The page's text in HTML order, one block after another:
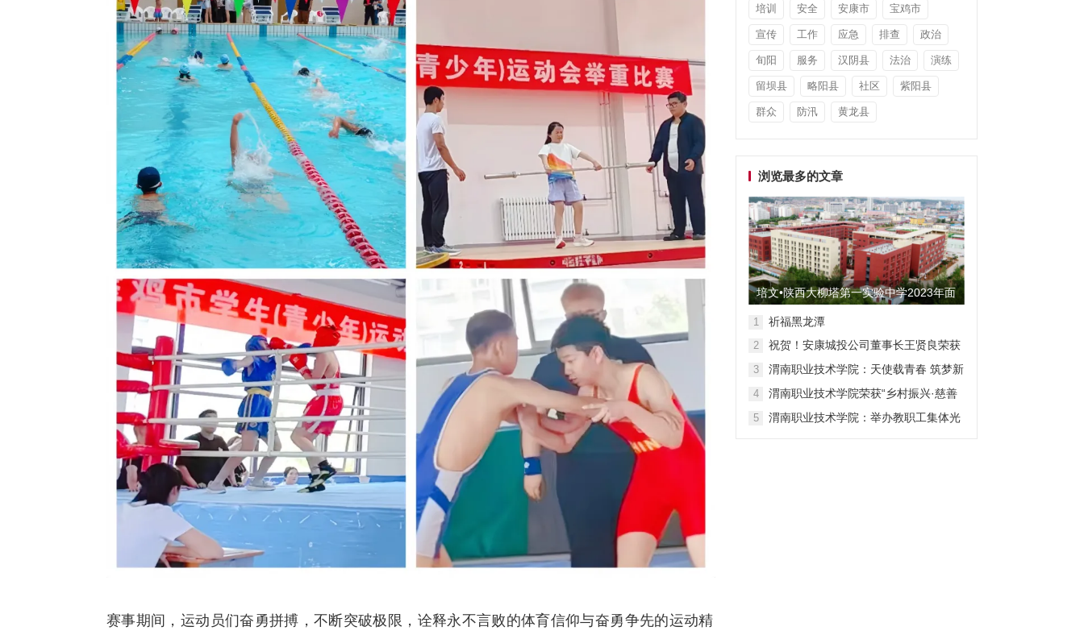
赛事期间，运动员们奋勇拼搏，不断突破极限，诠释永不言败的体育信仰与奋勇争先的运动精
培训 安全 安康市 宝鸡市
宣传 工作 应急 排查 政治
旬阳 服务 汉阴县 法治 演练
留坝县 略阳县 社区 紫阳县
群众 防汛 黄龙县
浏览最多的文章
培文•陕西大柳塔第一实验中学2023年面
向全国招聘教师启事
1 祈福黑龙潭
2
祝贺！安康城投公司董事长王贤良荣获
3
渭南职业技术学院：天使载青春 筑梦新
4
渭南职业技术学院荣获“乡村振兴·慈善
5
渭南职业技术学院：举办教职工集体光